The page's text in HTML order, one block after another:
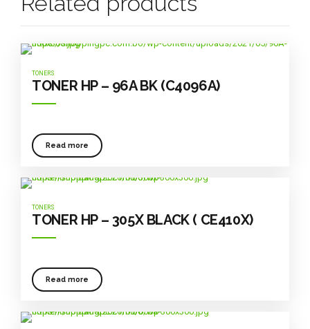
TONERS
TONER HP – 96A BK (C4096A)
Read more
TONERS
TONER HP – 305X BLACK ( CE410X)
Read more